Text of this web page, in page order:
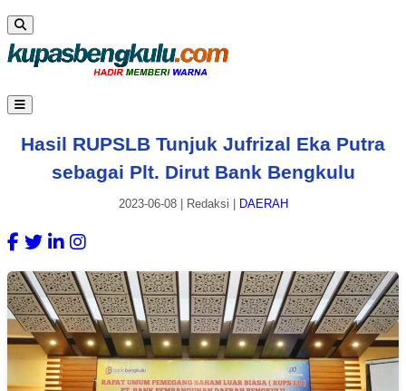
Hasil RUPSLB Tunjuk Jufrizal Eka Putra
sebagai Plt. Dirut Bank Bengkulu
2023-06-08| Redaksi DAERAH